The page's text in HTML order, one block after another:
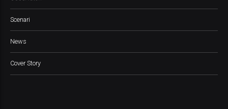
Scenari
News
Cover Story